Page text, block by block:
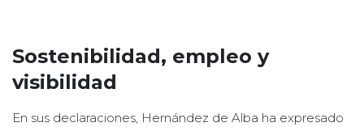
Sostenibilidad, empleo y
visibilidad
En sus declaraciones, Hernández de Alba ha expresado